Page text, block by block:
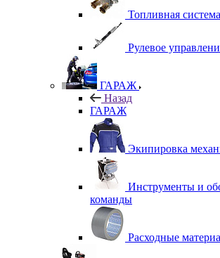
Топливная система
Рулевое
ГАРАЖ
Назад
ГАРАЖ
Экипировка
Инструменты и
команды
Расходные